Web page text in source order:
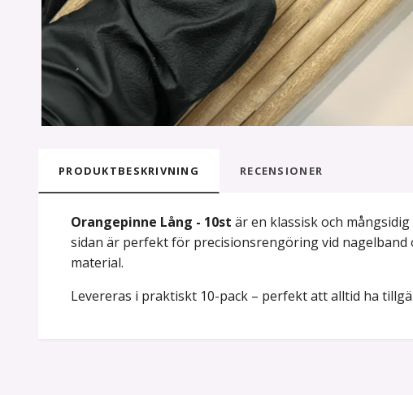
PRODUKTBESKRIVNING RECENSIONER
Orangepinne Lång - 10st är en klassisk och
sidan är perfekt för precisionsrengöring vid
material.
Levereras i praktiskt 10-pack – perfekt att alltid ha